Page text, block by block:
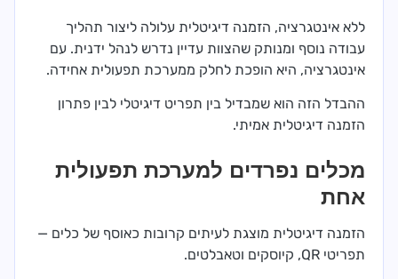
ללא אינטגרציה, הזמנה דיגיטלית עלולה ליצור תהליך
עבודה נוסף ומנותק שהצוות עדיין נדרש לנהל ידנית. עם
אינטגרציה, היא הופכת לחלק ממערכת תפעולית אחידה.
ההבדל הזה הוא שמבדיל בין תפריט דיגיטלי לבין פתרון
הזמנה דיגיטלית אמיתי.
מכלים נפרדים למערכת תפעולית
אחת
הזמנה דיגיטלית מוצגת לעיתים קרובות כאוסף של כלים —
תפריטי QR, קיוסקים וטאבלטים.